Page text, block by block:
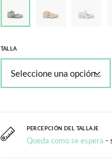
TALLA
PERCEPCIÓN DEL TALLAJE
Queda como se espera -